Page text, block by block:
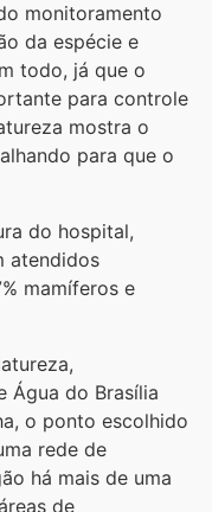
monitoramento
da espécie e
todo, já que o
para controle
mostra o
para que o
do hospital,
atendidos
mamíferos e
Água do Brasília
o ponto escolhido
rede de
há mais de uma
de